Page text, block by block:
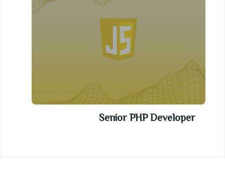
Senior PHP Developer